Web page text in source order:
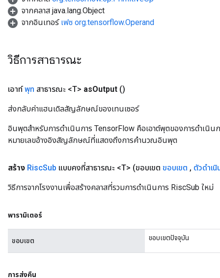
จากคลาส java.lang.Object
จากอินเทอร์ เฟซ org.tensorflow.Operand
วิธีการสาธารณะ
เอาท์พุท สาธารณะ <T> asOutput ()
ส่งกลับค่าแฮนเดิลสัญลักษณ์ของเทนเซอร์
อินพุตสำหรับการดำเนินการ TensorFlow คือเอาต์พุตของการดำเนิน
หมายเลขอ้างอิงสัญลักษณ์ที่แสดงถึงการคำนวณอินพุต
สร้าง RiscSub แบบคงที่สาธารณะ <T> (ขอบเขต ขอบเขต , ตัวดำเนิ
วิธีการจากโรงงานเพื่อสร้างคลาสที่รวมการดำเนินการ RiscSub ใหม่
พารามิเตอร์
ขอบเขต ขอบเขตปัจจุบัน
การส่งคืน